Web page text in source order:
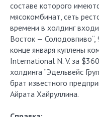
составе которого
мясокомбинат, сеть
времени в холдинг
Восток — Солодовпиво“,
конце января куплены
International N. V. за
холдинга “Эдельвейс
брат известного
Айрата Хайруллина.